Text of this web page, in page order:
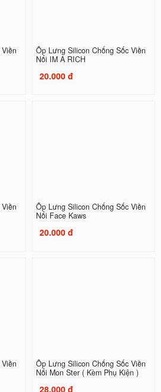
Ốp Lưng Silicon Chống Sốc Viền
Nổi IM A RICH
20.000 đ
Ốp Lưng Silicon Chống Sốc Viền
Nổi Face Kaws
20.000 đ
Ốp Lưng Silicon Chống Sốc Viền
Nổi Mon Ster ( Kèm Phụ Kiện )
28.000 đ